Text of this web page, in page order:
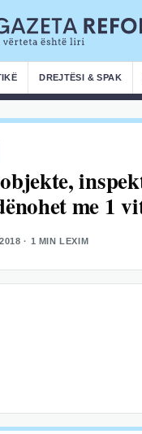
DREJTËSI & SPAK
me 1
· 1 MIN LEXIM